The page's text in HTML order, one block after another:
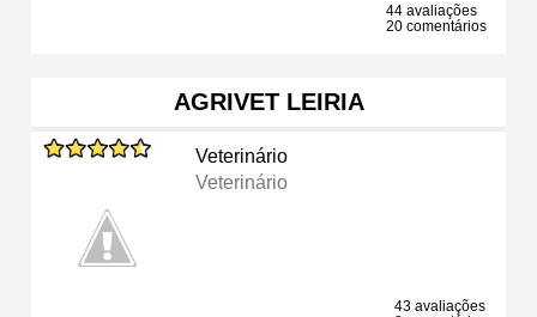
44 avaliações
20 comentários
AGRIVET LEIRIA
Veterinário
Veterinário
43 avaliações